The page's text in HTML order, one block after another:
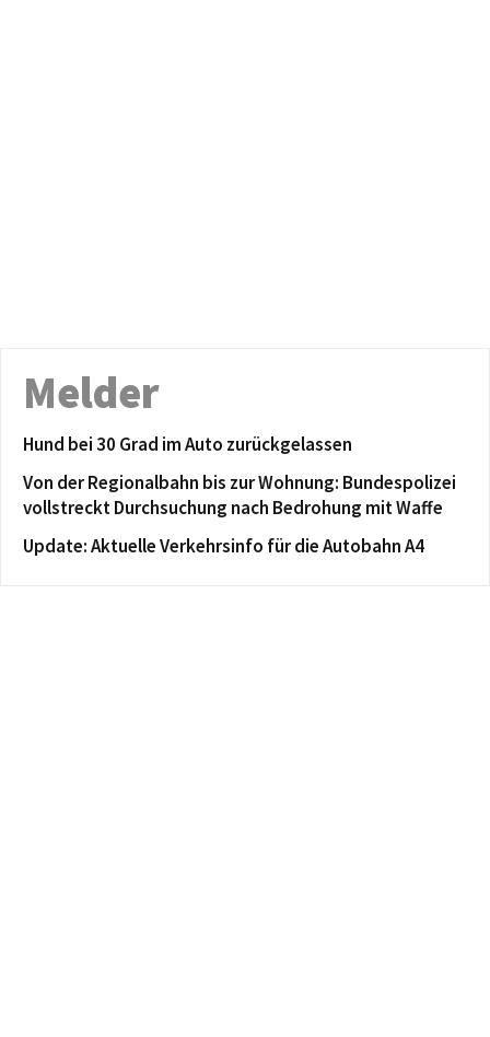
Melder
Hund bei 30 Grad im Auto zurückgelassen
Von der Regionalbahn bis zur Wohnung: Bundespolizei
vollstreckt Durchsuchung nach Bedrohung mit Waffe
Update: Aktuelle Verkehrsinfo für die Autobahn A4